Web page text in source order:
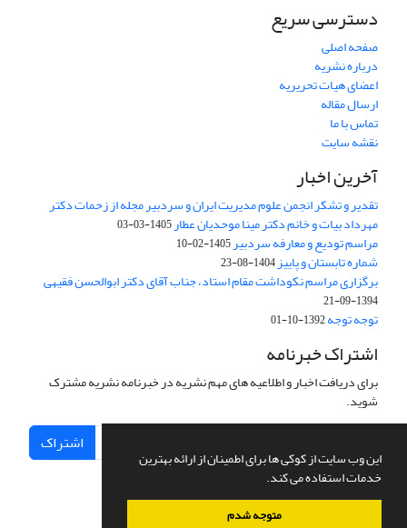
این وب سایت از کوکی ها برای اطمینان از ارائه بهترین
خدمات استفاده می کند.
متوجه شدم
دسترسی سریع
صفحه اصلی
درباره نشریه
اعضای هیات تحریریه
ارسال مقاله
تماس با ما
نقشه سایت
آخرین اخبار
تقدیر و تشکر انجمن علوم مدیریت ایران و سردبیر مجله از زحمات دکتر
مهرداد بیات و خانم دکتر مینا موحدیان عطار1405-03-03
مراسم تودیع و معارفه سردبیر1405-02-10
شماره تابستان و پاییز1404-08-23
برگزاری مراسم نکوداشت مقام استاد، جناب آقای دکتر ابوالحسن فقیهی
1394-09-21
توجه توجه1392-10-01
اشتراک خبرنامه
برای دریافت اخبار و اطلاعیه های مهم نشریه در خبرنامه نشریه مشترک
شوید.
اشتراک